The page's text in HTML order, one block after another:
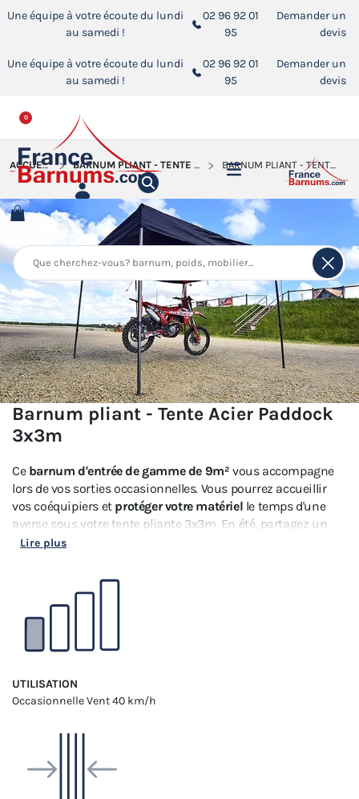
Une équipe à votre écoute du lundi
au samedi !
02 96 92 01
95
Demander un
devis
Une équipe à votre écoute du lundi
au samedi !
02 96 92 01
95
Demander un
devis
0
ACCUEIL BARNUM PLIANT - TENTE ACIER PADDOCK BARNUM PLIANT - TENTE ACIER PADDOCK 3X3M
Barnum pliant - Tente Acier Paddock
3x3m
Ce barnum d'entrée de gamme de 9m²vous accompagne
lors de vos sorties occasionnelles. Vous pourrez accueillir
vos coéquipiers et protéger votre matériel le temps d'une
averse sous votre tente pliante 3x3m. En été, partagez un
repas avec vos amis à l'abri du soleil et de la chaleur sous
Lire plus
UTILISATION
OccasionnelleVent 40 km/h